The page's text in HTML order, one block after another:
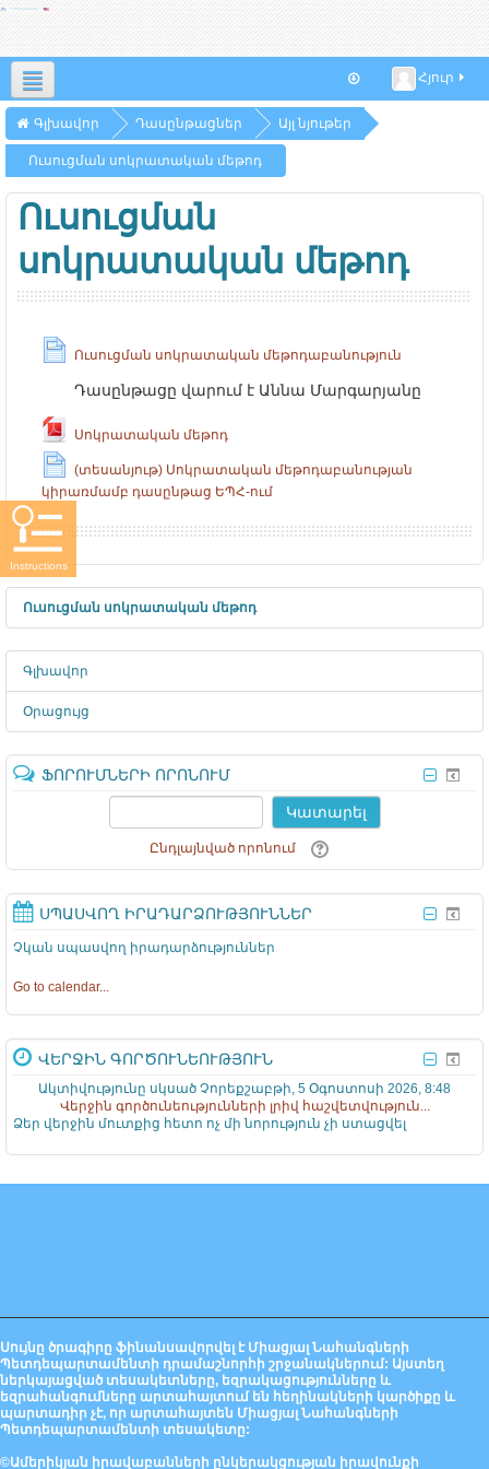
Instructions
Հյուր
Հայերեն ‎(hy)‎
Գլխավոր Դասընթացներ Այլ նյութեր
Ուսուցման սոկրատական մեթոդ
Ուսուցման
սոկրատական մեթոդ
Ուսուցման սոկրատական մեթոդաբանություն
Դասընթացը վարում է Աննա Մարգարյանը
Սոկրատական մեթոդ
(տեսանյութ) Սոկրատական մեթոդաբանության
կիրառմամբ դասընթաց ԵՊՀ-ում
Ուսուցման սոկրատական մեթոդ
Գլխավոր
Օրացույց
ՖՈՐՈՒՄՆԵՐԻ ՈՐՈՆՈՒՄ
Կատարել
Ընդլայնված որոնում
ՍՊԱՍՎՈՂ ԻՐԱԴԱՐՁՈՒԹՅՈՒՆՆԵՐ
Չկան սպասվող իրադարձություններ
Go to calendar...
ՎԵՐՋԻՆ ԳՈՐԾՈՒՆԵՈՒԹՅՈՒՆ
Ակտիվությունը սկսած Չորեքշաբթի, 5 Օգոստոսի 2026, 8:48
Վերջին գործունեությունների լրիվ հաշվետվություն...
Ձեր վերջին մուտքից հետո ոչ մի նորություն չի ստացվել
Սույնը ծրագիրը ֆինանսավորվել է Միացյալ Նահանգների
Պետդեպարտամենտի դրամաշնորհի շրջանակներում: Այստեղ
ներկայացված տեսակետները, եզրակացությունները և
եզրահանգումները արտահայտում են հեղինակների կարծիքը և
պարտադիր չէ, որ արտահայտեն Միացյալ Նահանգների
Պետդեպարտամենտի տեսակետը:
©Ամերիկյան իրավաբանների ընկերակցության իրավունքի